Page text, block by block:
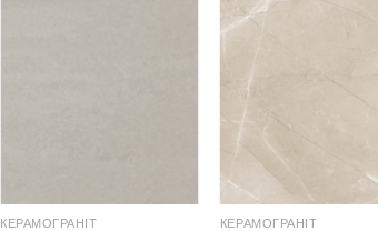
КЕРАМОГРАНІТ КЕРАМОГРАНІТ